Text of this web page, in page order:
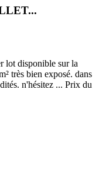
lot disponible sur la
très bien exposé. dans
n'hésitez ... Prix du